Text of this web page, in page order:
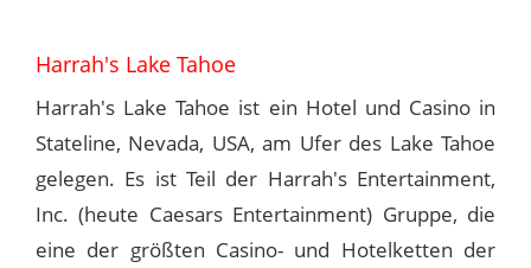
Harrah's Lake Tahoe
Harrah's Lake Tahoe ist ein Hotel und Casino in
Stateline, Nevada, USA, am Ufer des Lake Tahoe
gelegen. Es ist Teil der Harrah's Entertainment,
Inc. (heute Caesars Entertainment) Gruppe, die
eine der größten Casino- und Hotelketten der